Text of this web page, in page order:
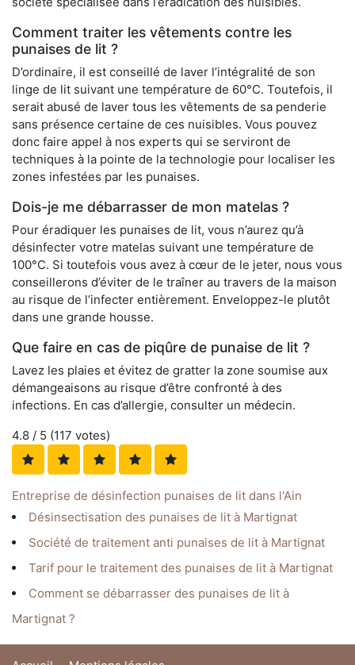
Comment traiter les vêtements contre les
punaises de lit ?
D’ordinaire, il est conseillé de laver l’intégralité de son
linge de lit suivant une température de 60°C. Toutefois, il
serait abusé de laver tous les vêtements de sa penderie
sans présence certaine de ces nuisibles. Vous pouvez
donc faire appel à nos experts qui se serviront de
techniques à la pointe de la technologie pour localiser les
zones infestées par les punaises.
Dois-je me débarrasser de mon matelas ?
Pour éradiquer les punaises de lit, vous n’aurez qu’à
désinfecter votre matelas suivant une température de
100°C. Si toutefois vous avez à cœur de le jeter, nous vous
conseillerons d’éviter de le traîner au travers de la maison
au risque de l’infecter entièrement. Enveloppez-le plutôt
dans une grande housse.
Que faire en cas de piqûre de punaise de lit ?
Lavez les plaies et évitez de gratter la zone soumise aux
démangeaisons au risque d’être confronté à des
infections. En cas d’allergie, consulter un médecin.
4.8 / 5 (117 votes)
Entreprise de désinfection punaises de lit dans l'Ain
Désinsectisation des punaises de lit à Martignat
Société de traitement anti punaises de lit à Martignat
Tarif pour le traitement des punaises de lit à Martignat
Comment se débarrasser des punaises de lit à
Martignat ?